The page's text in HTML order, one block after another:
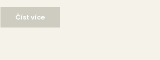
Číst více